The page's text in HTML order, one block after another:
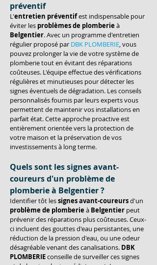
préventif
L'entretien préventif est indispensable pour
éviter les problèmes de plomberie à
Belgentier. Avec un programme d'entretien
régulier proposé par DBK PLOMBERIE, vous
pouvez prolonger la vie de votre système de
plomberie tout en évitant des réparations
coûteuses. L'équipe effectue des vérifications
régulières et minutieuses pour détecter les
signes éventuels de dégradation. Les conseils
personnalisés fournis par leurs experts vous
permettent de maintenir vos installations en
parfait état. Cette approche proactive est
entièrement orientée vers la protection de
votre maison et la préservation de vos
investissements à long terme.
Quels sont les signes avant-
coureurs d'un problème de
plomberie à Belgentier ?
Identifier tôt les signes avant-coureurs d'un
problème de plomberie à Belgentier peut
prévenir des réparations plus coûteuses. Ceux-
ci incluent des gouttes d'eau persistantes, une
réduction de la pression d'eau, ou une odeur
désagréable venant des canalisations. DBK
PLOMBERIE conseille de surveiller ces signes